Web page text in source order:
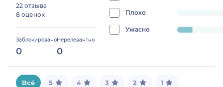
22 отзыва
8 оценок
Заблокировано
0
Нерелевантно
0
0%
Плохо
progress:
Ужасно
10%
Всё 5 4 3 2 1